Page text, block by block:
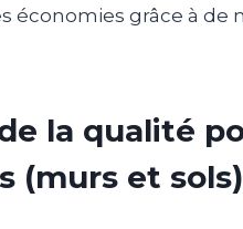
économies grâce à
la qualité
(murs et